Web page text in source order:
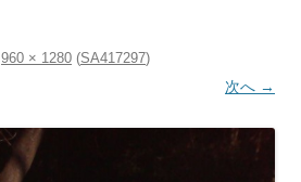
960 × 1280 (SA417297)
次へ →